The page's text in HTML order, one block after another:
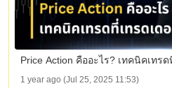
Price Action คืออะไร? เทคนิคเทร
1 year ago (Jul 25, 2025 11:53)